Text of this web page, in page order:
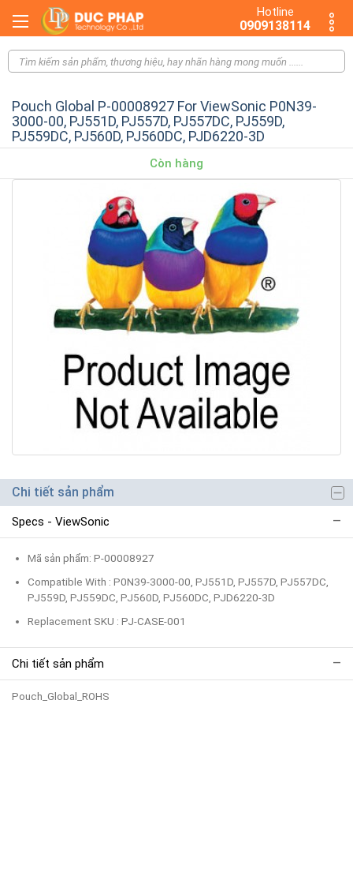
Hotline
0909138114
Pouch Global P-00008927 For ViewSonic P0N39-
3000-00, PJ551D, PJ557D, PJ557DC, PJ559D,
PJ559DC, PJ560D, PJ560DC, PJD6220-3D
Còn hàng
Chi tiết sản phẩm
Specs - ViewSonic
Mã sản phẩm: P-00008927
Compatible With : P0N39-3000-00, PJ551D, PJ557D, PJ557DC,
PJ559D, PJ559DC, PJ560D, PJ560DC, PJD6220-3D
Replacement SKU : PJ-CASE-001
Chi tiết sản phẩm
Pouch_Global_ROHS